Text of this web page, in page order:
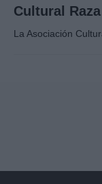
Cultural
La Asociación